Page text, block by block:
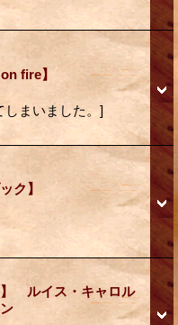
fire】
しまいました。]
ク】
】 ルイス・キャロル